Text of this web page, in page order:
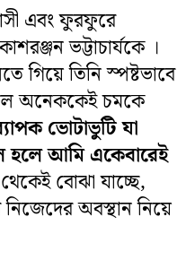
এবং ফুরফুরে
ভট্টাচার্যকে ।
গিয়ে তিনি স্পষ্টভাবে
অনেককেই চমকে
ভোটাভুটি যা
হলে আমি একেবারেই
বোঝা যাচ্ছে,
অবস্থান নিয়ে